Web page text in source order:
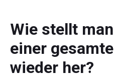
Wie stellt
einer
wieder her?